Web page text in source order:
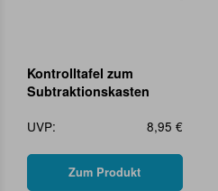
Kontrolltafel zum
Subtraktionskasten
UVP:
8,95 €
Zum Produkt